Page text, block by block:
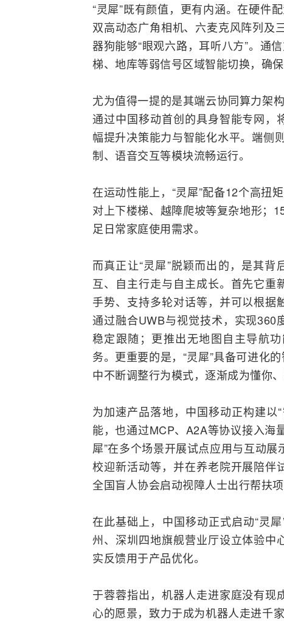
“灵犀”既有颜值，更有内涵。在硬件
双高动态广角相机、六麦克风阵列及
器狗能够“眼观六路，耳听八方”。通
梯、地库等弱信号区域智能切换，确保
尤为值得一提的是其端云协同算力架
通过中国移动首创的具身智能专网，
幅提升决策能力与智能化水平。端侧
制、语音交互等模块流畅运行。
在运动性能上，“灵犀”配备12个高扭
对上下楼梯、越障爬坡等复杂地形；
足日常家庭使用需求。
而真正让“灵犀”脱颖而出的，是其
互、自主行走与自主成长。首先它
手势、支持多轮对话等，并可以根据
通过融合UWB与视觉技术，实现360
稳定跟随；更推出无地图自主导航
务。更重要的是，“灵犀”具备可进化
中不断调整行为模式，逐渐成为懂你
为加速产品落地，中国移动正构建以
能，也通过MCP、A2A等协议接入海
犀”在多个场景开展试点应用与互动
校迎新活动等，并在养老院开展陪伴
全国盲人协会启动视障人士出行帮扶项
在此基础上，中国移动正式启动“灵
州、深圳四地旗舰营业厅设立体验中
实反馈用于产品优化。
于蓉蓉指出，机器人走进家庭没有现
心的愿景，致力于成为机器人走进千